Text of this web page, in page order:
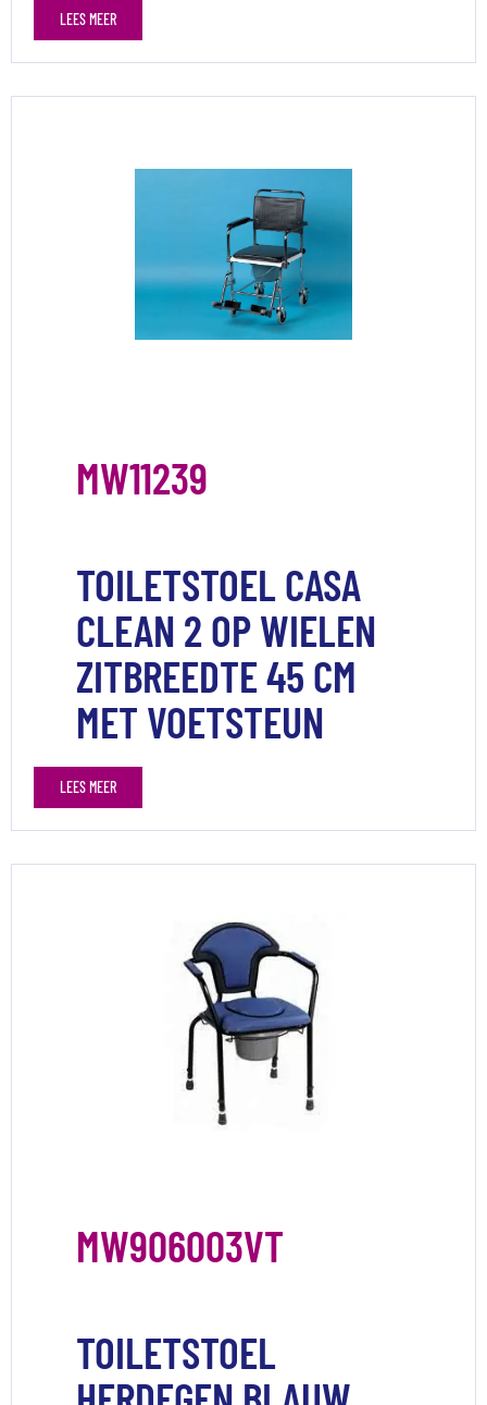
LEES MEER
MW11239
TOILETSTOEL CASA
CLEAN 2 OP WIELEN
ZITBREEDTE 45 CM
MET VOETSTEUN
LEES MEER
MW906003VT
TOILETSTOEL